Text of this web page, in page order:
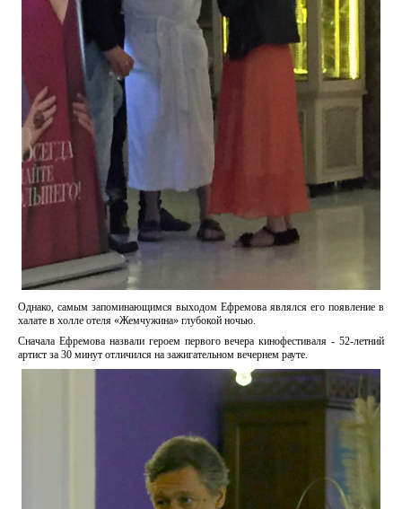
Однако, самым запоминающимся выходом Ефремова являлся его появление в
халате в холле отеля «Жемчужина» глубокой ночью.
Сначала Ефремова назвали героем первого вечера кинофестиваля - 52-летний
артист за 30 минут отличился на зажигательном вечернем рауте.